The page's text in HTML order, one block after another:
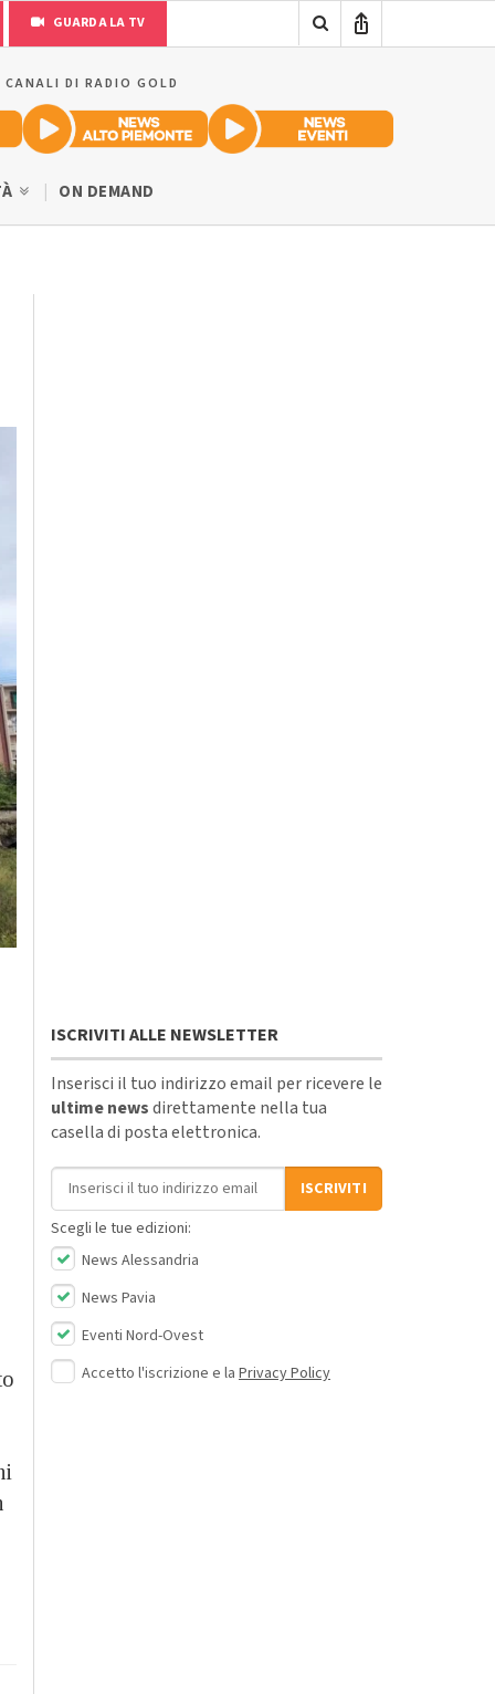
GUARDA LA TV
DI RADIO GOLD
ON DEMAND
ISCRIVITI ALLE NEWSLETTER
Inserisci il tuo indirizzo email per ricevere le
ultime newsdirettamente nella tua
casella di posta elettronica.
Indirizzo email
ISCRIVITI
Scegli le tue edizioni:
News Alessandria
News Pavia
Eventi Nord-Ovest
Accetto l'iscrizione e la Privacy Policy